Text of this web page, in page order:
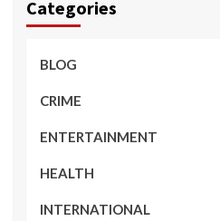
Categories
BLOG
CRIME
ENTERTAINMENT
HEALTH
INTERNATIONAL